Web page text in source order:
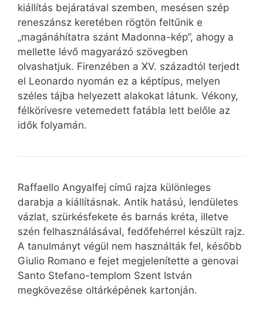
kiállítás bejáratával szemben, mesésen szép
reneszánsz keretében rögtön feltűnik e
„magánáhítatra szánt Madonna-kép”, ahogy a
mellette lévő magyarázó szövegben
olvashatjuk. Firenzében a XV. századtól terjedt
el Leonardo nyomán ez a képtípus, melyen
széles tájba helyezett alakokat látunk. Vékony,
félkörívesre vetemedett fatábla lett belőle az
idők folyamán.
Raffaello Angyalfej című rajza különleges
darabja a kiállításnak. Antik hatású, lendületes
vázlat, szürkésfekete és barnás kréta, illetve
szén felhasználásával, fedőfehérrel készült rajz.
A tanulmányt végül nem használták fel, később
Giulio Romano e fejet megjelenítette a genovai
Santo Stefano-templom Szent István
megkövezése oltárképének kartonján.